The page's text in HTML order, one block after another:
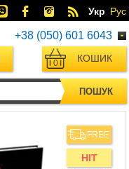
Укр Рус
+38 (050) 601 6043
КОШИК
0
ПОШУК
FREE
HIT